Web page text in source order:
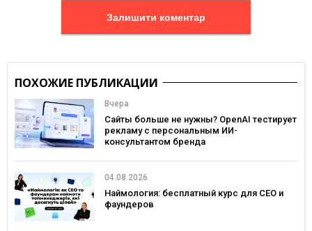
Залишити коментар
ПОХОЖИЕ ПУБЛИКАЦИИ
Вчера
Сайты больше не нужны? OpenAI тестирует
рекламу с персональным ИИ-
консультантом бренда
04.08.2026
Наймология: бесплатный курс для CEO и
фаундеров